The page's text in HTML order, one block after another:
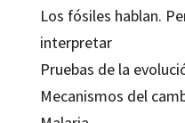
Los fósiles hablan.
interpretar
Pruebas de la
Mecanismos del